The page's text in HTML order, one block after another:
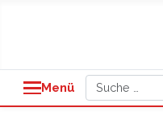
Menü Suchen